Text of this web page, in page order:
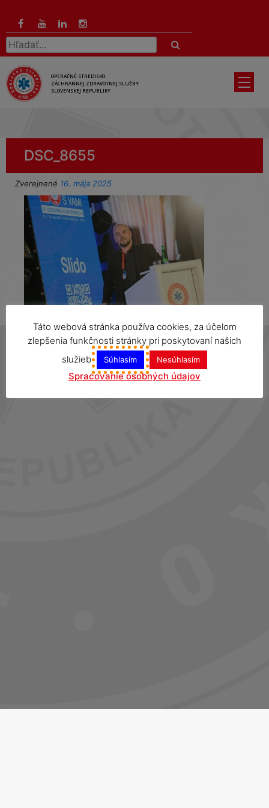
hlavný
obsah
Hľadať:
OPERAČNÉ STREDISKO
ZÁCHRANNEJ ZDRAVOTNEJ SLUŽBY
SLOVENSKEJ REPUBLIKY
DSC_8655
Zverejnené 16. mája 2025
Táto webová stránka používa cookies, za účelom
zlepšenia funkčnosti stránky pri poskytovaní našich
služieb
Súhlasím Nesúhlasím
Spracovanie osobných údajov